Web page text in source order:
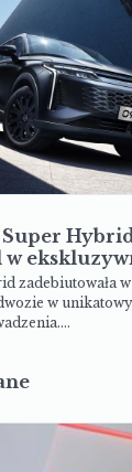
Super
zadebiutowała
w